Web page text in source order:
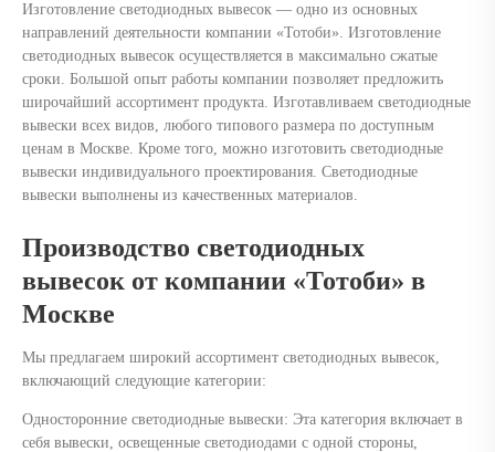
Изготовление светодиодных вывесок — одно из основных
направлений деятельности компании «Тотоби». Изготовление
светодиодных вывесок осуществляется в максимально сжатые
сроки. Большой опыт работы компании позволяет предложить
широчайший ассортимент продукта. Изготавливаем светодиодные
вывески всех видов, любого типового размера по доступным
ценам в Москве. Кроме того, можно изготовить светодиодные
вывески индивидуального проектирования. Светодиодные
вывески выполнены из качественных материалов.
Производство светодиодных
вывесок от компании «Тотоби» в
Москве
Мы предлагаем широкий ассортимент светодиодных вывесок,
включающий следующие категории:
Односторонние светодиодные вывески: Эта категория включает в
себя вывески, освещенные светодиодами с одной стороны,